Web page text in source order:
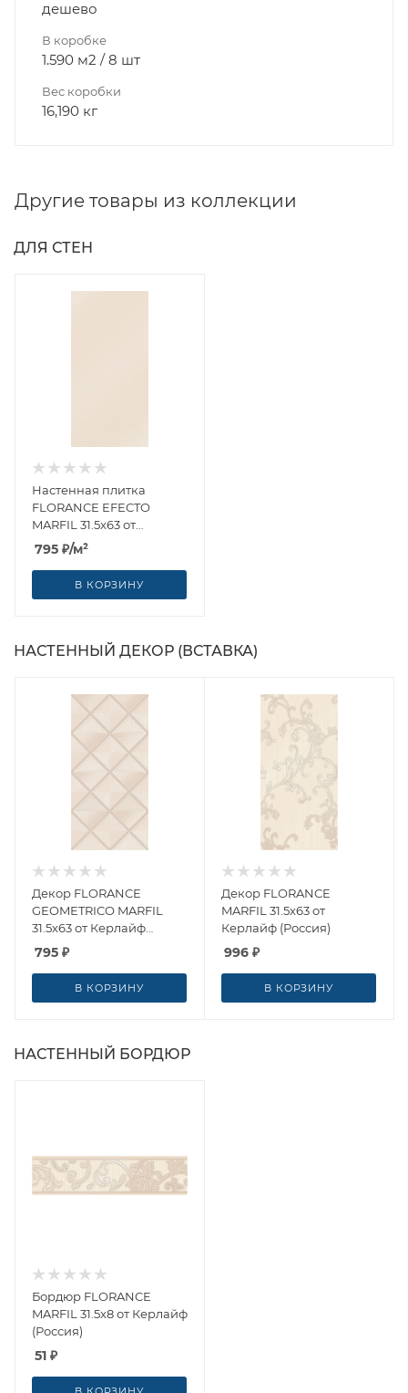
дешево
В коробке
1.590 м2 / 8 шт
Вес коробки
16,190 кг
Другие товары из коллекции
ДЛЯ СТЕН
Настенная плитка
FLORANCE EFECTO
MARFIL 31.5x63 от
Керлайф (Россия)
795 ₽/м²
В КОРЗИНУ
НАСТЕННЫЙ ДЕКОР (ВСТАВКА)
Декор FLORANCE
GEOMETRICO MARFIL
31.5x63 от Керлайф
(Россия)
795 ₽
В КОРЗИНУ
Декор FLORANCE
MARFIL 31.5x63 от
Керлайф (Россия)
996 ₽
В КОРЗИНУ
НАСТЕННЫЙ БОРДЮР
Бордюр FLORANCE
MARFIL 31.5x8 от Керлайф
(Россия)
51 ₽